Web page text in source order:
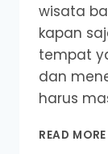
wisata
kapan
tempat
dan
harus
READ MORE